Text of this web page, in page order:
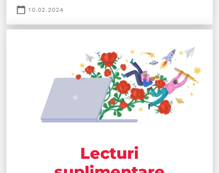
10.02.2024
Lecturi